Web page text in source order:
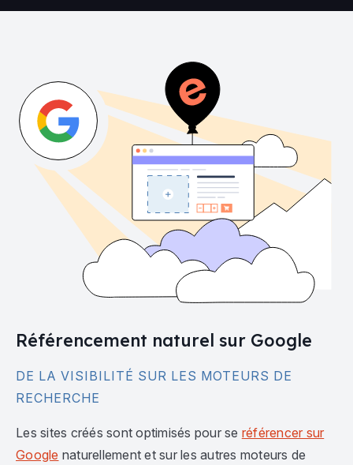
Référencement naturel sur Google
DE LA VISIBILITÉ SUR LES MOTEURS DE
RECHERCHE
Les sites créés sont optimisés pour se référencer sur
Google naturellement et sur les autres moteurs de